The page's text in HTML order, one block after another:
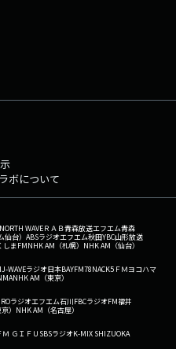
ボについて
WAVEＲＡＢ青森放送エフエム青森
台） ABSラジオエフエム秋田YBC山形放送
しまFMNHK AM（札幌） NHK AM（仙台）
J-WAVEラジオ日本BAYFM78NACK5 ＦＭヨコハマ
NHK AM（東京）
ラジオエフエム石川FBCラジオFM福井
） NHK AM（名古屋）
Ｍ ＧＩＦＵ SBSラジオK-MIX SHIZUOKA